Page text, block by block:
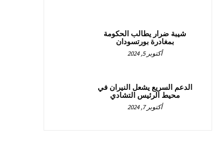
شيبة ضرار يطالب الحكومة
بمغادرة بورتسودان
أكتوبر 5, 2024
الدعم السريع يشعل النيران في
محيط الرئيس التشادي
أكتوبر 7, 2024